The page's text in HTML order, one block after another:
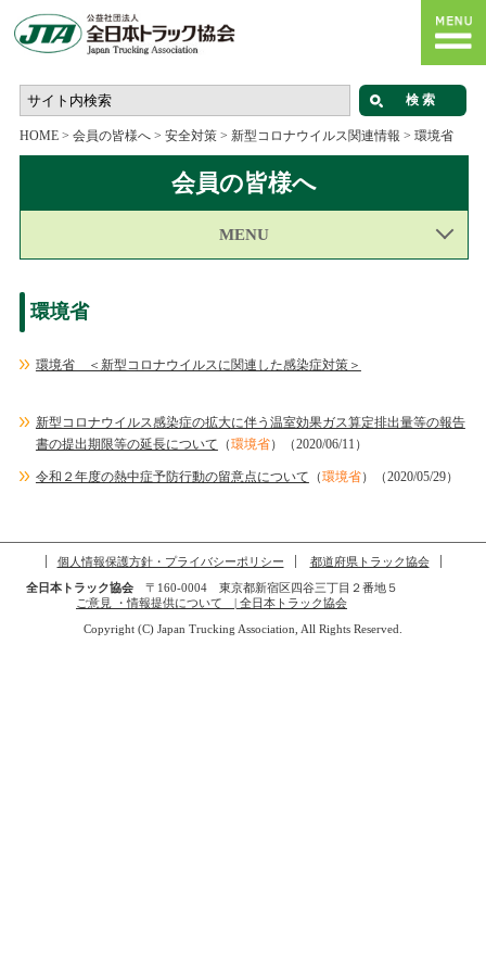
HOME> 会員の皆様へ> 安全対策> 新型コロナウイルス関連情報 > 環境省
会員の皆様へ
MENU
環境省
環境省 ＜新型コロナウイルスに関連した感染症対策＞
新型コロナウイルス感染症の拡大に伴う温室効果ガス算定排出量等の報告
書の提出期限等の延長について （環境省）（2020/06/11）
令和２年度の熱中症予防行動の留意点について （環境省）（2020/05/29）
個人情報保護方針・プライバシーポリシー
都道府県トラック協会
全日本トラック協会〒160-0004 東京都新宿区四谷三丁目２番地５
ご意見 ・情報提供について | 全日本トラック協会
Copyright (C) Japan Trucking Association, All Rights Reserved.